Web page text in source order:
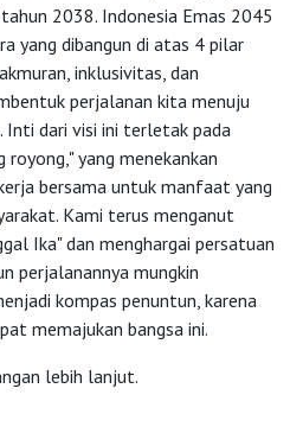
2038. Indonesia Emas 2045
yang dibangun di atas 4 pilar
inklusivitas, dan
perjalanan kita menuju
Inti dari visi ini terletak pada
yang menekankan
bersama untuk manfaat yang
Kami terus menganut
Ika" dan menghargai persatuan
perjalanannya mungkin
kompas penuntun, karena
memajukan bangsa ini.
lebih lanjut.